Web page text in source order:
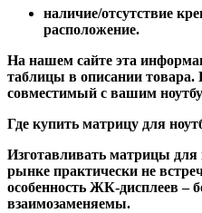
наличие/отсутствие
расположение.
На нашем сайте эта
таблицы в описании товара.
совместимый с вашим
Где купить матрицу для
Изготавливать матрицы для
рынке практически не
особенность ЖК-дисплеев –
взаимозаменяемы.